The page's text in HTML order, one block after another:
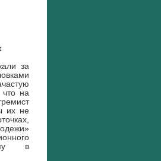
за
что на
их не
в